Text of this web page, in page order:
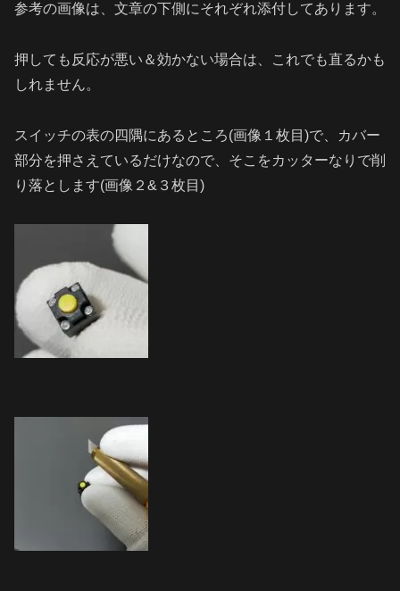
参考の画像は、文章の下側にそれぞれ添付してあります。
押しても反応が悪い＆効かない場合は、これでも直るかも
しれません。
スイッチの表の四隅にあるところ(画像１枚目)で、カバー
部分を押さえているだけなので、そこをカッターなりで削
り落とします(画像２&３枚目)